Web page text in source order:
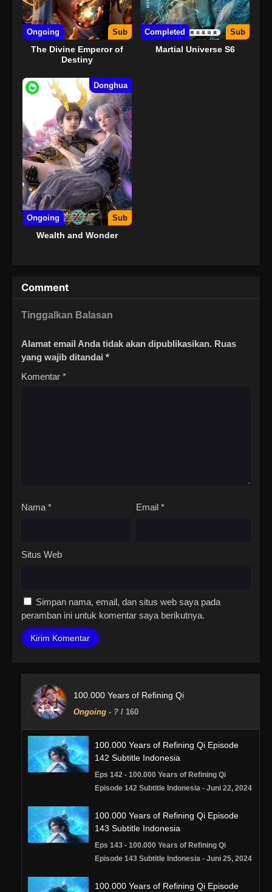
Ongoing Sub
The Divine Emperor of
Destiny
Completed Sub
Martial Universe S6
Donghua
Ongoing Sub
Wealth and Wonder
Comment
Tinggalkan Balasan
Alamat email Anda tidak akan dipublikasikan. Ruas
yang wajib ditandai *
Komentar *
Nama * Email *
Situs Web
Simpan nama, email, dan situs web saya pada
peramban ini untuk komentar saya berikutnya.
100.000 Years of Refining Qi
Ongoing - ? / 160
100.000 Years of Refining Qi Episode
142 Subtitle Indonesia
Eps 142 - 100.000 Years of Refining Qi
Episode 142 Subtitle Indonesia - Juni 22, 2024
100.000 Years of Refining Qi Episode
143 Subtitle Indonesia
Eps 143 - 100.000 Years of Refining Qi
Episode 143 Subtitle Indonesia - Juni 25, 2024
100.000 Years of Refining Qi Episode